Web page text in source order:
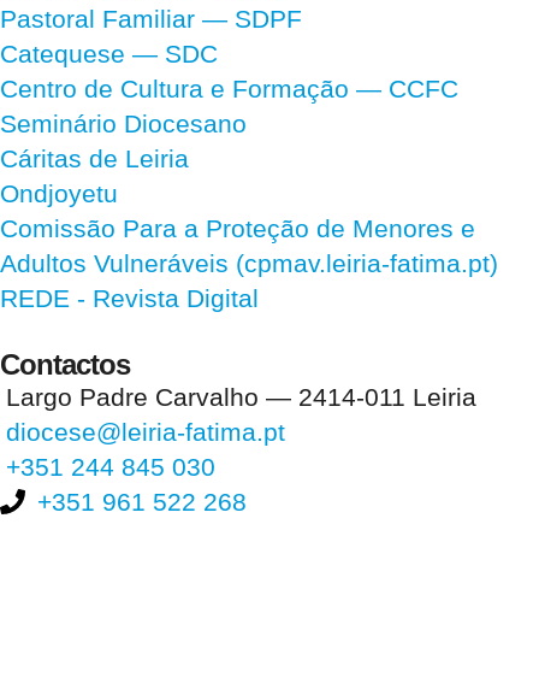
Pastoral Familiar — SDPF
Catequese — SDC
Centro de Cultura e Formação — CCFC
Seminário Diocesano
Cáritas de Leiria
Ondjoyetu
Comissão Para a Proteção de Menores e
Adultos Vulneráveis (cpmav.leiria-fatima.pt)
REDE - Revista Digital
Contactos
Largo Padre Carvalho — 2414-011 Leiria
diocese@leiria-fatima.pt
+351 244 845 030
+351 961 522 268